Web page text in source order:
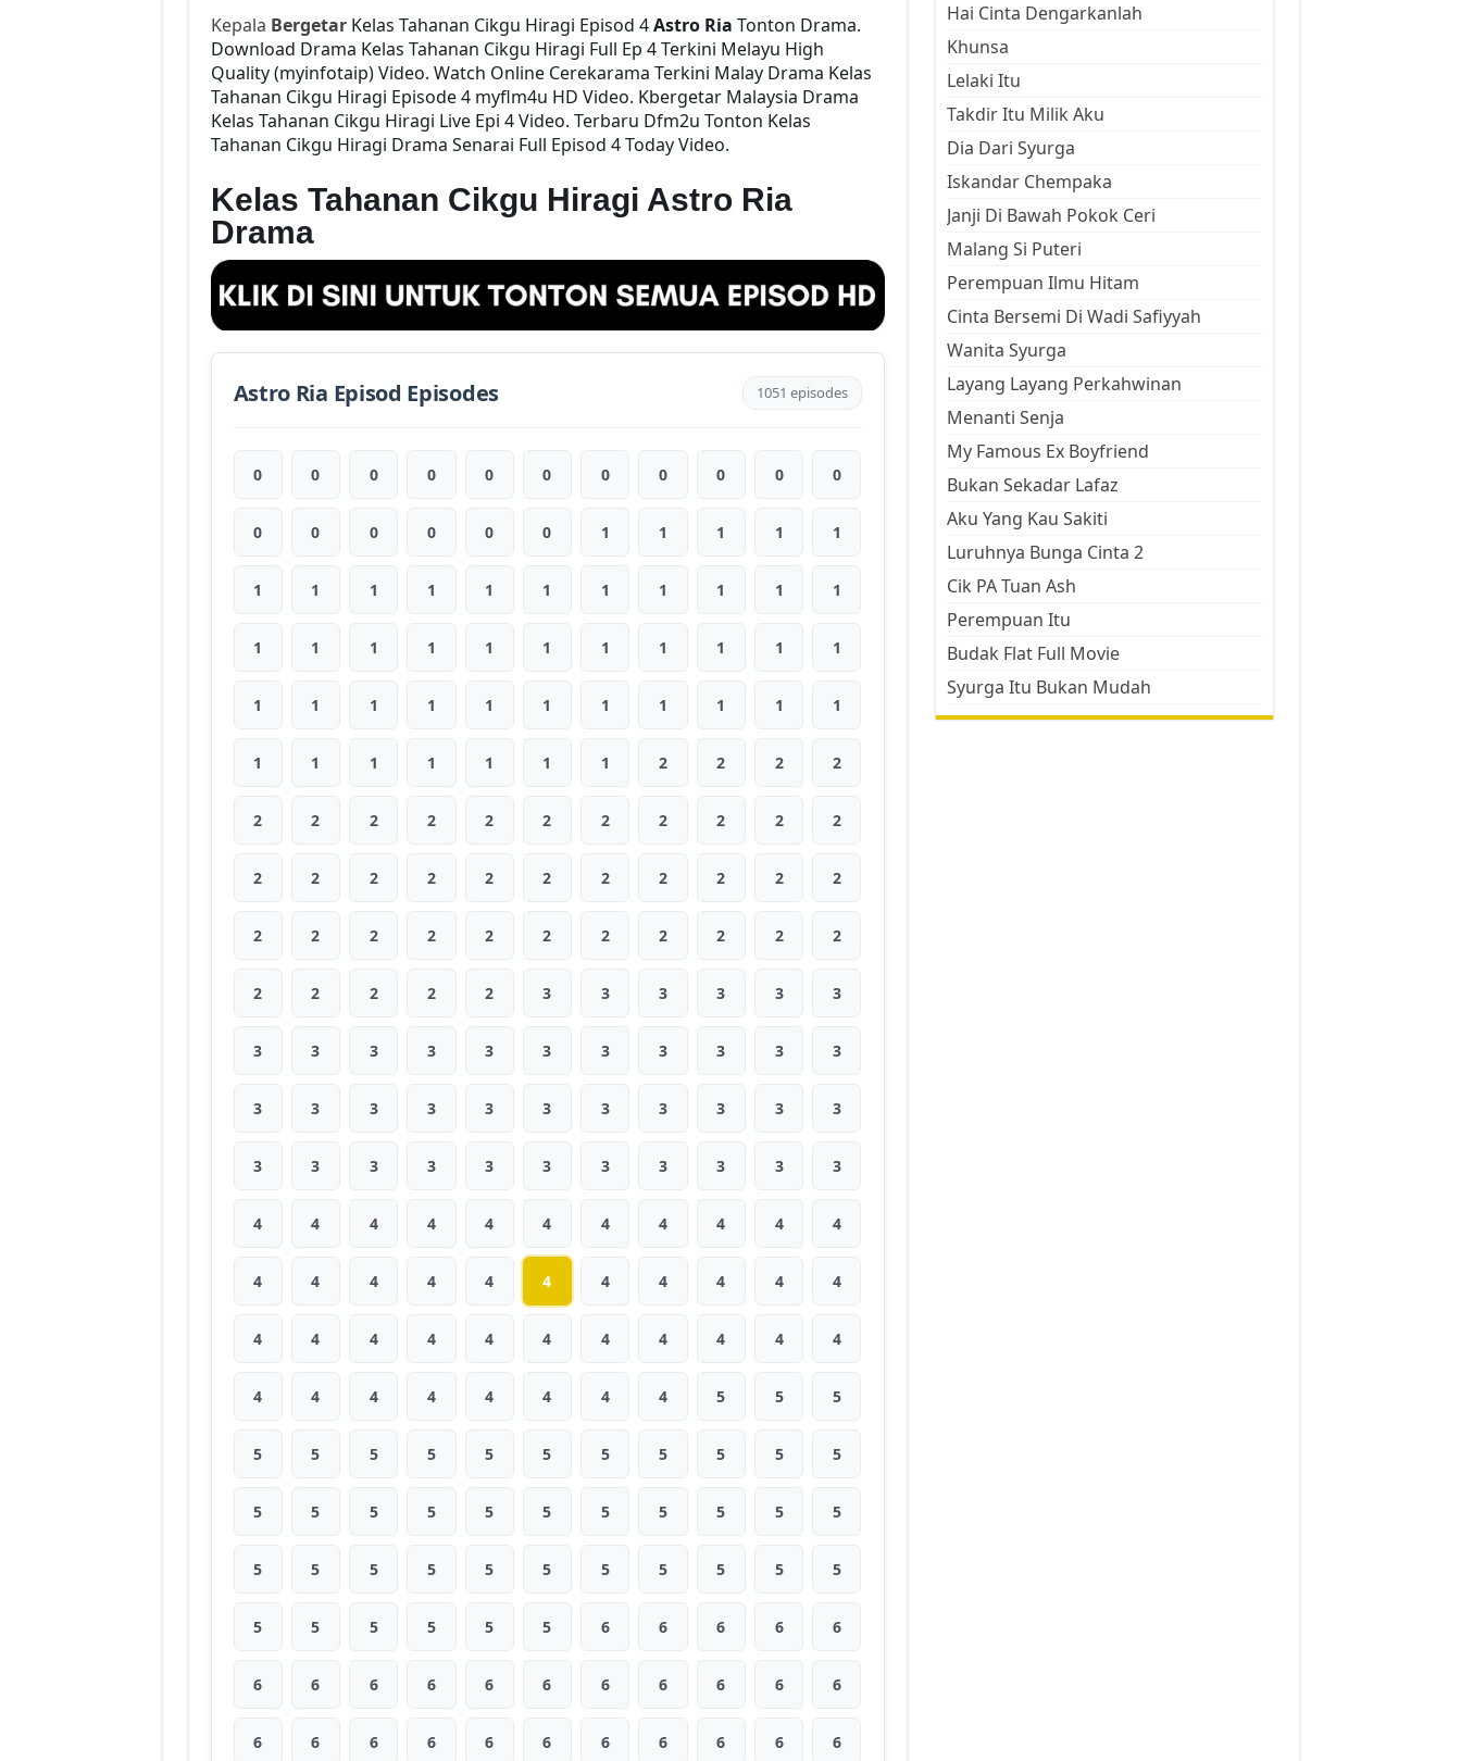
Kepala BergetarKelas Tahanan Cikgu Hiragi Episod 4Astro Ria Tonton Drama.
Download Drama Kelas Tahanan Cikgu Hiragi Full Ep 4 Terkini Melayu High
Quality (myinfotaip) Video. Watch Online Cerekarama Terkini Malay Drama Kelas
Tahanan Cikgu Hiragi Episode 4 myflm4u HD Video. Kbergetar Malaysia Drama
Kelas Tahanan Cikgu Hiragi Live Epi 4 Video. Terbaru Dfm2u Tonton Kelas
Tahanan Cikgu Hiragi Drama Senarai Full Episod 4 Today Video.
Kelas Tahanan Cikgu Hiragi Astro Ria
Drama
Astro Ria Episod Episodes 1051 episodes
0 0 0 0 0 0 0 0 0 0 0
0 0 0 0 0 0 1 1 1 1 1
1 1 1 1 1 1 1 1 1 1 1
1 1 1 1 1 1 1 1 1 1 1
1 1 1 1 1 1 1 1 1 1 1
1 1 1 1 1 1 1 2 2 2 2
2 2 2 2 2 2 2 2 2 2 2
2 2 2 2 2 2 2 2 2 2 2
2 2 2 2 2 2 2 2 2 2 2
2 2 2 2 2 3 3 3 3 3 3
3 3 3 3 3 3 3 3 3 3 3
3 3 3 3 3 3 3 3 3 3 3
3 3 3 3 3 3 3 3 3 3 3
4 4 4 4 4 4 4 4 4 4 4
4 4 4 4 4 4 4 4 4 4 4
4 4 4 4 4 4 4 4 4 4 4
4 4 4 4 4 4 4 4 5 5 5
5 5 5 5 5 5 5 5 5 5 5
5 5 5 5 5 5 5 5 5 5 5
5 5 5 5 5 5 5 5 5 5 5
5 5 5 5 5 5 6 6 6 6 6
6 6 6 6 6 6 6 6 6 6 6
6 6 6 6 6 6 6 6 6 6 6
Hai Cinta Dengarkanlah
Khunsa
Lelaki Itu
Takdir Itu Milik Aku
Dia Dari Syurga
Iskandar Chempaka
Janji Di Bawah Pokok Ceri
Malang Si Puteri
Perempuan Ilmu Hitam
Cinta Bersemi Di Wadi Safiyyah
Wanita Syurga
Layang Layang Perkahwinan
Menanti Senja
My Famous Ex Boyfriend
Bukan Sekadar Lafaz
Aku Yang Kau Sakiti
Luruhnya Bunga Cinta 2
Cik PA Tuan Ash
Perempuan Itu
Budak Flat Full Movie
Syurga Itu Bukan Mudah